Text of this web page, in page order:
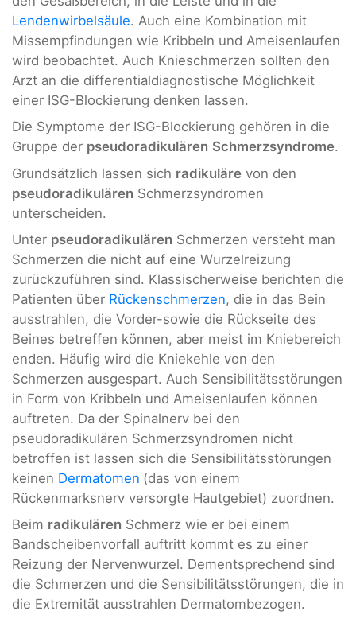
Lendenwirbelsäule. Auch eine Kombination mit
Missempfindungen wie Kribbeln und Ameisenlaufen
wird beobachtet. Auch Knieschmerzen sollten den
Arzt an die differentialdiagnostische Möglichkeit
einer ISG-Blockierung denken lassen.
Die Symptome der ISG-Blockierung gehören in die
Gruppe der pseudoradikulären Schmerzsyndrome.
Grundsätzlich lassen sich radikuläre von den
pseudoradikulären Schmerzsyndromen
unterscheiden.
Unter pseudoradikulären Schmerzen versteht man
Schmerzen die nicht auf eine Wurzelreizung
zurückzuführen sind. Klassischerweise berichten die
Patienten über Rückenschmerzen, die in das Bein
ausstrahlen, die Vorder-sowie die Rückseite des
Beines betreffen können, aber meist im Kniebereich
enden. Häufig wird die Kniekehle von den
Schmerzen ausgespart. Auch Sensibilitätsstörungen
in Form von Kribbeln und Ameisenlaufen können
auftreten. Da der Spinalnerv bei den
pseudoradikulären Schmerzsyndromen nicht
betroffen ist lassen sich die Sensibilitätsstörungen
keinen Dermatomen (das von einem
Rückenmarksnerv versorgte Hautgebiet) zuordnen.
Beim radikulären Schmerz wie er bei einem
Bandscheibenvorfall auftritt kommt es zu einer
Reizung der Nervenwurzel. Dementsprechend sind
die Schmerzen und die Sensibilitätsstörungen, die in
die Extremität ausstrahlen Dermatombezogen.